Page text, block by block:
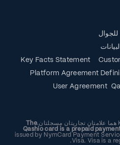
Key Facts Statement
Platform Agreement
User Agreement
The
Qashio card is a prepaid
issued by NymCard Payment
Visa. Visa is a